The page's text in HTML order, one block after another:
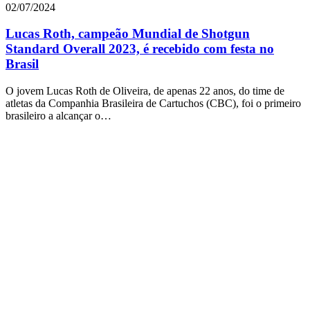
02/07/2024
Lucas Roth, campeão Mundial de Shotgun
Standard Overall 2023, é recebido com festa no
Brasil
O jovem Lucas Roth de Oliveira, de apenas 22 anos, do time de
atletas da Companhia Brasileira de Cartuchos (CBC), foi o primeiro
brasileiro a alcançar o…